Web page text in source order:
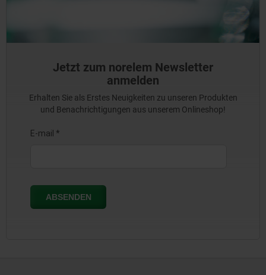
Jetzt zum norelem Newsletter
anmelden
Erhalten Sie als Erstes Neuigkeiten zu unseren Produkten
und Benachrichtigungen aus unserem Onlineshop!